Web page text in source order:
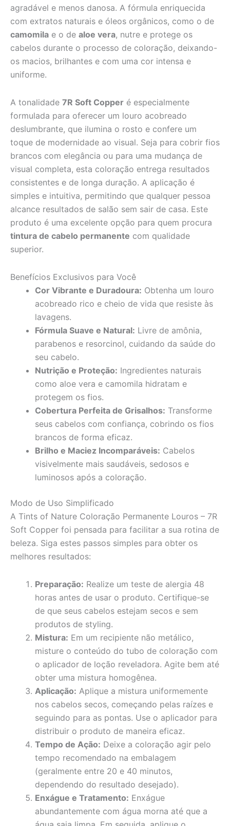
agradável e menos danosa. A fórmula enriquecida
com extratos naturais e óleos orgânicos, como o de
camomila e o de aloe vera, nutre e protege os
cabelos durante o processo de coloração, deixando-
os macios, brilhantes e com uma cor intensa e
uniforme.
A tonalidade 7R Soft Copper é especialmente
formulada para oferecer um louro acobreado
deslumbrante, que ilumina o rosto e confere um
toque de modernidade ao visual. Seja para cobrir fios
brancos com elegância ou para uma mudança de
visual completa, esta coloração entrega resultados
consistentes e de longa duração. A aplicação é
simples e intuitiva, permitindo que qualquer pessoa
alcance resultados de salão sem sair de casa. Este
produto é uma excelente opção para quem procura
tintura de cabelo permanente com qualidade
superior.
Benefícios Exclusivos para Você
Cor Vibrante e Duradoura: Obtenha um louro
acobreado rico e cheio de vida que resiste às
lavagens.
Fórmula Suave e Natural: Livre de amônia,
parabenos e resorcinol, cuidando da saúde do
seu cabelo.
Nutrição e Proteção: Ingredientes naturais
como aloe vera e camomila hidratam e
protegem os fios.
Cobertura Perfeita de Grisalhos: Transforme
seus cabelos com confiança, cobrindo os fios
brancos de forma eficaz.
Brilho e Maciez Incomparáveis: Cabelos
visivelmente mais saudáveis, sedosos e
luminosos após a coloração.
Modo de Uso Simplificado
A Tints of Nature Coloração Permanente Louros – 7R
Soft Copper foi pensada para facilitar a sua rotina de
beleza. Siga estes passos simples para obter os
melhores resultados:
Preparação: Realize um teste de alergia 48
horas antes de usar o produto. Certifique-se
de que seus cabelos estejam secos e sem
produtos de styling.
Mistura: Em um recipiente não metálico,
misture o conteúdo do tubo de coloração com
o aplicador de loção reveladora. Agite bem até
obter uma mistura homogênea.
Aplicação: Aplique a mistura uniformemente
nos cabelos secos, começando pelas raízes e
seguindo para as pontas. Use o aplicador para
distribuir o produto de maneira eficaz.
Tempo de Ação: Deixe a coloração agir pelo
tempo recomendado na embalagem
(geralmente entre 20 e 40 minutos,
dependendo do resultado desejado).
Enxágue e Tratamento: Enxágue
abundantemente com água morna até que a